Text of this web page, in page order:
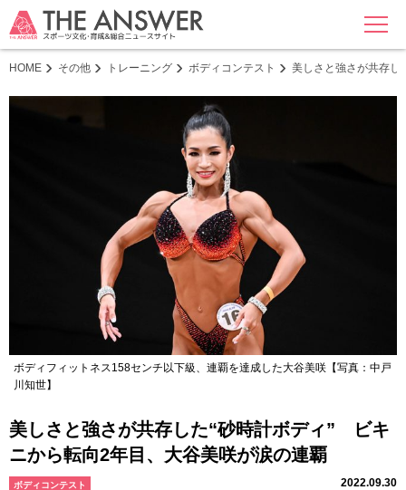
MENU
HOME その他 トレーニング ボディコンテスト 美しさと強さが共存し
ボディフィットネス158センチ以下級、連覇を達成した大谷美咲【写真：中戸
川知世】
美しさと強さが共存した“砂時計ボディ” ビキ
ニから転向2年目、大谷美咲が涙の連覇
ボディコンテスト 2022.09.30